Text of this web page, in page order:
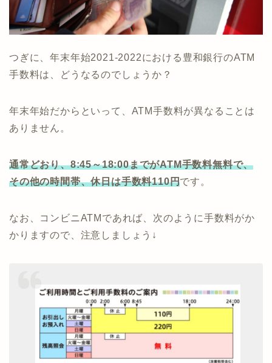
つぎに、年末年始2021-2022における豊和銀行のATM
手数料は、どうなるのでしょうか？
年末年始だからといって、ATM手数料が異なることは
ありません。
通常どおり、8:45～18:00までがATM手数料無料で、
その他の時間帯、休日は手数料110円です。
なお、コンビニATMであれば、次のように手数料がか
かりますので、注意しましょう↓